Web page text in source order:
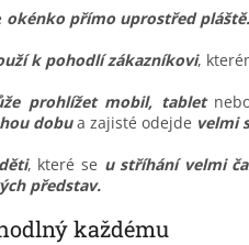
okénko přímo uprostřed pláště.
k pohodlí zákazníkovi,
prohlížet mobil, tablet
dobua zajisté odejde velmi
, které se u stříhání velmi
představ.
každému